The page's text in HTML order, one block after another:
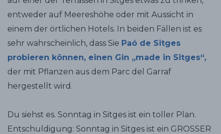
entweder auf Meereshöhe oder mit Aussicht in
einem der örtlichen Hotels. In beiden Fällen ist es
sehr wahrscheinlich, dass Sie Paó de Sitges
probieren können, einen Gin „made in Sitges“,
der mit Pflanzen aus dem Parc del Garraf
hergestellt wird.
Du siehst es. Sonntag in Sitges ist ein toller Plan.
Entschuldigung: Sonntag in Sitges ist ein GROSSER